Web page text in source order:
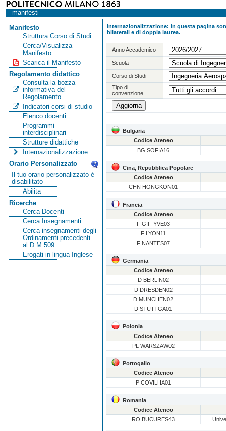
manifesti
Manifesto
Struttura Corso di Studi
Cerca/Visualizza
Manifesto
Scarica il Manifesto
Regolamento didattico
Consulta la bozza
informativa del
Regolamento
Indicatori corsi di studio
Elenco docenti
Programmi
interdisciplinari
Strutture didattiche
Internazionalizzazione
Orario Personalizzato
Il tuo orario personalizzato è
disabilitato
Abilita
Ricerche
Cerca Docenti
Cerca Insegnamenti
Cerca insegnamenti degli
Ordinamenti precedenti
al D.M.509
Erogati in lingua Inglese
Internazionalizzazione: in questa pagina
bilaterali e di doppia laurea.
Anno Accademico
Scuola
Corso di Studi
Tipo di
convenzione
Bulgaria
Codice Ateneo
BG SOFIA16
Cina, Repubblica Popolare
Codice Ateneo
CHN HONGKON01
Francia
Codice Ateneo
F GIF-YVE03
F LYON11
F NANTES07
Germania
Codice Ateneo
D BERLIN02
D DRESDEN02
D MUNCHEN02
D STUTTGA01
Polonia
Codice Ateneo
PL WARSZAW02
Portogallo
Codice Ateneo
P COVILHA01
Romania
Codice Ateneo
RO BUCURES43